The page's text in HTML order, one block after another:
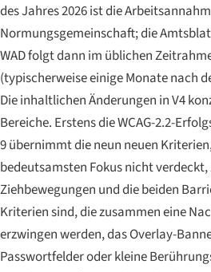
des Jahres 2026 ist die
Normungsgemeinschaft; die
WAD folgt dann im üblichen
(typischerweise einige Monate nach
Die inhaltlichen Änderungen in V4
Bereiche. Erstens die WCAG-2.2-
9 übernimmt die neun neuen
bedeutsamsten Fokus nicht verdeckt,
Ziehbewegungen und die beiden
Kriterien sind, die zusammen eine
erzwingen werden, das Overlay-
Passwortfelder oder kleine